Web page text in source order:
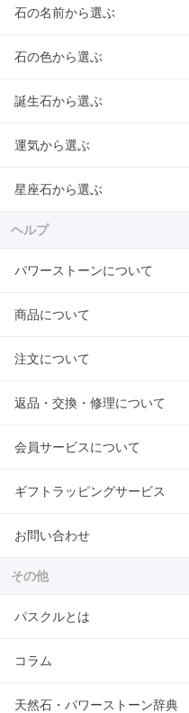
石の名前から選ぶ
石の色から選ぶ
誕生石から選ぶ
運気から選ぶ
星座石から選ぶ
ヘルプ
パワーストーンについて
商品について
注文について
返品・交換・修理について
会員サービスについて
ギフトラッピングサービス
お問い合わせ
その他
パスクルとは
コラム
天然石・パワーストーン辞典